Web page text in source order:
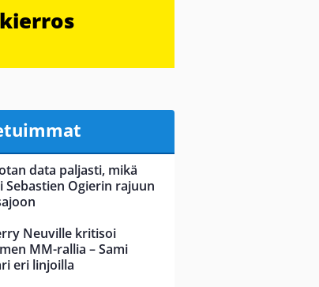
data paljasti, mikä
Sebastien Ogierin rajuun
Neuville kritisoi
MM-rallia – Sami
eri linjoilla